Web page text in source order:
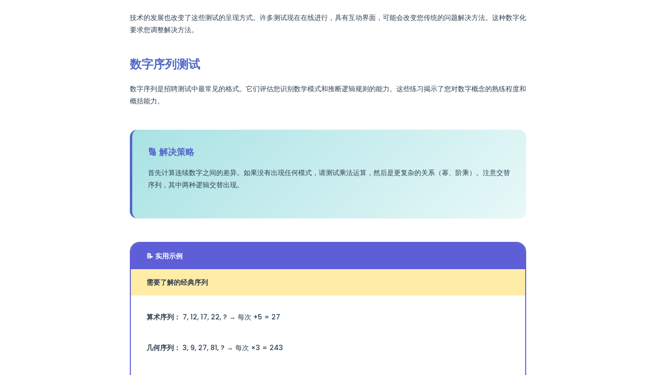
技术的发展也改变了这些测试的呈现方式。许多测试现在在线进行，具有互动界面，可能会改变您传统的问题解决方法。这种数字化
要求您调整解决方法。
数字序列测试
数字序列是招聘测试中最常见的格式。它们评估您识别数学模式和推断逻辑规则的能力。这些练习揭示了您对数字概念的熟练程度和
概括能力。
🔢 解决策略
首先计算连续数字之间的差异。如果没有出现任何模式，请测试乘法运算，然后是更复杂的关系（幂、阶乘）。注意交替
序列，其中两种逻辑交替出现。
📝 实用示例
需要了解的经典序列
算术序列： 7, 12, 17, 22, ? → 每次 +5 = 27
几何序列： 3, 9, 27, 81, ? → 每次 ×3 = 243